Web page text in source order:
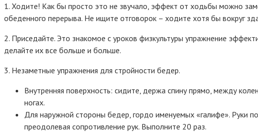
1. Ходите! Как бы просто это не звучало, эффект от ходьбы можно
обеденного перерыва. Не ищите отговорок – ходите хотя бы вокруг
2. Приседайте. Это знакомое с уроков физкультуры упражнение
делайте их все больше и больше.
3. Незаметные упражнения для стройности бедер.
Внутренняя поверхность: сидите, держа спину прямо, между
ногах.
Для наружной стороны бедер, гордо именуемых «галифе». Руки
преодолевая сопротивление рук. Выполните 20 раз.